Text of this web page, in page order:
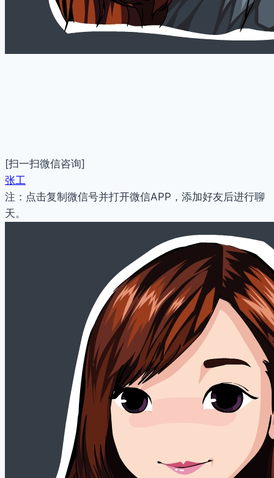
[扫一扫微信咨询]
张工
注：点击复制微信号并打开微信APP，添加好友后进行聊
天。